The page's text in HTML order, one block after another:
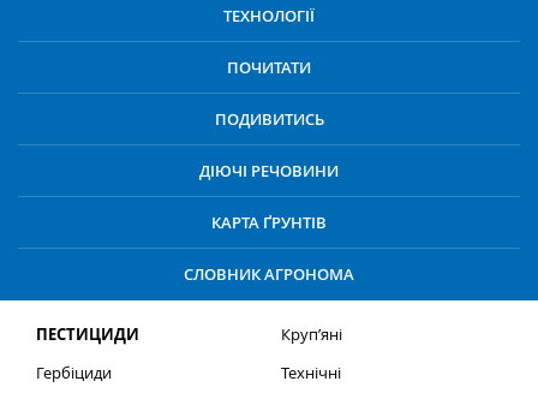
ТЕХНОЛОГІЇ
ПОЧИТАТИ
ПОДИВИТИСЬ
ДІЮЧІ РЕЧОВИНИ
КАРТА ҐРУНТІВ
СЛОВНИК АГРОНОМА
ПЕСТИЦИДИ
Гербіциди
Круп’яні
Технічні